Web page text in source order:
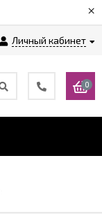
×
Личный кабинет
0